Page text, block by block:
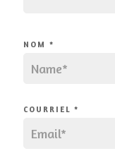
NOM *
COURRIEL *